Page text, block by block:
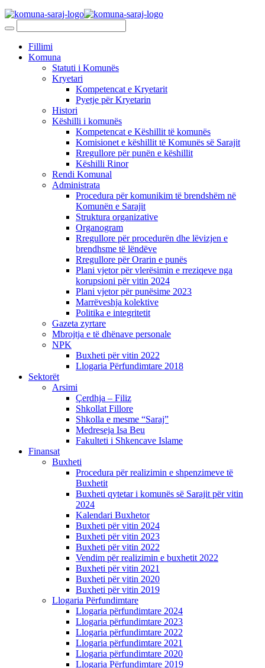
Fillimi
Komuna
Statuti i Komunës
Kryetari
Kompetencat e Kryetarit
Pyetje për Kryetarin
Histori
Këshilli i komunës
Kompetencat e Këshillit të komunës
Komisionet e këshillit të Komunës së Sarajit
Rregullore për punën e këshillit
Këshilli Rinor
Rendi Komunal
Administrata
Procedura për komunikim të brendshëm në
Komunën e Sarajit
Struktura organizative
Organogram
Rregullore për procedurën dhe lëvizjen e
brendhsme të lëndëve
Rregullore për Orarin e punës
Plani vjetor për vlerësimin e rreziqeve nga
korupsioni për vitin 2024
Plani vjetor për punësime 2023
Marrëveshja kolektive
Politika e integritetit
Gazeta zyrtare
Mbrojtja e të dhënave personale
NPK
Buxheti për vitin 2022
Llogaria Përfundimtare 2018
Sektorët
Arsimi
Çerdhja – Filiz
Shkollat Fillore
Shkolla e mesme “Saraj”
Medreseja Isa Beu
Fakulteti i Shkencave Islame
Finansat
Buxheti
Procedura për realizimin e shpenzimeve të
Buxhetit
Buxheti qytetar i komunës së Sarajit për vitin
2024
Kalendari Buxhetor
Buxheti për vitin 2024
Buxheti për vitin 2023
Buxheti për vitin 2022
Vendim për realizimin e buxhetit 2022
Buxheti për vitin 2021
Buxheti për vitin 2020
Buxheti për vitin 2019
Llogaria Përfundimtare
Llogaria përfundimtare 2024
Llogaria përfundimtare 2023
Llogaria përfundimtare 2022
Llogaria përfundimtare 2021
Llogaria përfundimtare 2020
Llogaria Përfundimtare 2019